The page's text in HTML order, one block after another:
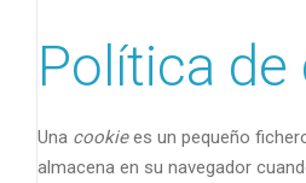
Política
Una cookiees un pequeño
almacena en su navegador